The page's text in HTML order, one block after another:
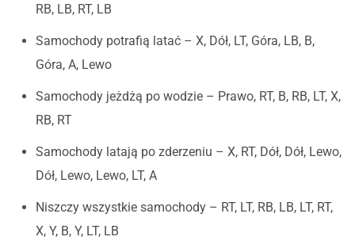
RB, LB, RT, LB
Samochody potrafią latać – X, Dół, LT, Góra, LB, B,
Góra, A, Lewo
Samochody jeżdżą po wodzie – Prawo, RT, B, RB, LT, X,
RB, RT
Samochody latają po zderzeniu – X, RT, Dół, Dół, Lewo,
Dół, Lewo, Lewo, LT, A
Niszczy wszystkie samochody – RT, LT, RB, LB, LT, RT,
X, Y, B, Y, LT, LB